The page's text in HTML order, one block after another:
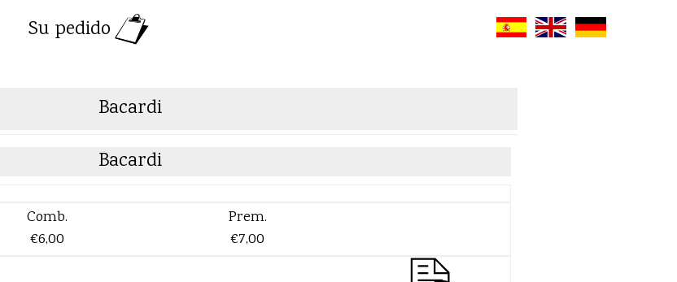
Su pedido
Bacardi
Bacardi
Comb.
€6,00
Prem.
€7,00